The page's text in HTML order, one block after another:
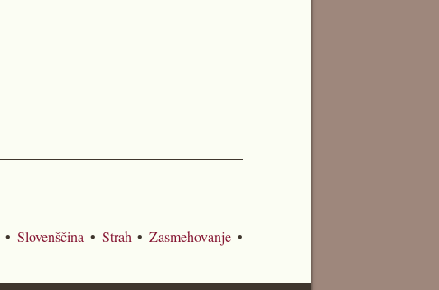
• Slovenščina • Strah •Zasmehovanje •